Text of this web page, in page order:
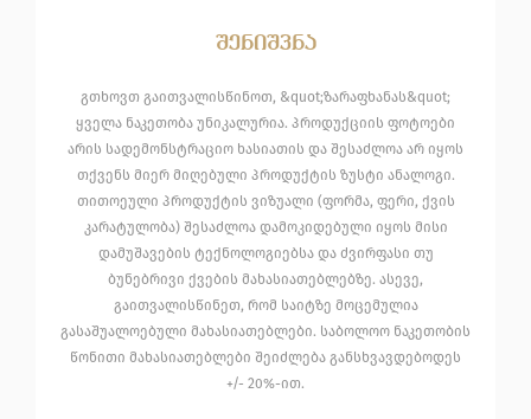
შენიშვნა
გთხოვთ გაითვალისწინოთ, &quot;ზარაფხანას&quot;
ყველა ნაკეთობა უნიკალურია. პროდუქციის ფოტოები
არის სადემონსტრაციო ხასიათის და შესაძლოა არ იყოს
თქვენს მიერ მიღებული პროდუქტის ზუსტი ანალოგი.
თითოეული პროდუქტის ვიზუალი (ფორმა, ფერი, ქვის
კარატულობა) შესაძლოა დამოკიდებული იყოს მისი
დამუშავების ტექნოლოგიებსა და ძვირფასი თუ
ბუნებრივი ქვების მახასიათებლებზე. ასევე,
გაითვალისწინეთ, რომ საიტზე მოცემულია
გასაშუალოებული მახასიათებლები. საბოლოო ნაკეთობის
წონითი მახასიათებლები შეიძლება განსხვავდებოდეს
+/- 20%-ით.